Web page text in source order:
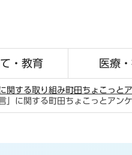
・教育 医療
関する取り組み町田ちょこっと
」に関する町田ちょこっとアン